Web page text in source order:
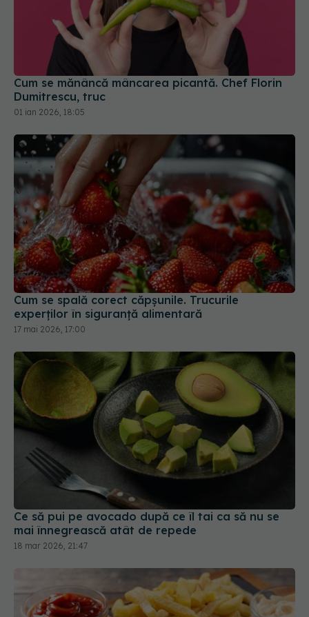
Cum se mănâncă mâncarea picantă. Chef Florin
Dumitrescu, truc
01 ian 2026, 18:05
Cum se spală corect căpșunile. Trucurile
experților în siguranță alimentară
17 mai 2026, 17:00
Ce să pui pe avocado după ce îl tai ca să nu se
mai înnegrească atât de repede
18 mar 2026, 21:47